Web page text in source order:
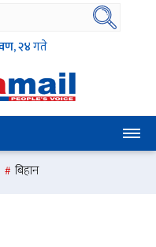
२४गते
बिहान